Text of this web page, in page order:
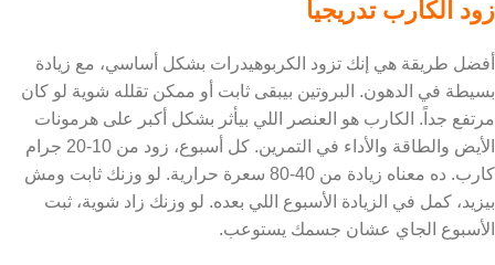
زود الكارب تدريجياً
أفضل طريقة هي إنك تزود الكربوهيدرات بشكل أساسي، مع زيادة
بسيطة في الدهون. البروتين بيبقى ثابت أو ممكن تقلله شوية لو كان
مرتفع جداً. الكارب هو العنصر اللي بيأثر بشكل أكبر على هرمونات
الأيض والطاقة والأداء في التمرين. كل أسبوع، زود من 10-20 جرام
كارب. ده معناه زيادة من 40-80 سعرة حرارية. لو وزنك ثابت ومش
بيزيد، كمل في الزيادة الأسبوع اللي بعده. لو وزنك زاد شوية، ثبت
الأسبوع الجاي عشان جسمك يستوعب.